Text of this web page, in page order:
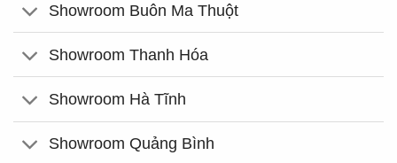
Showroom Buôn Ma Thuột
Showroom Thanh Hóa
Showroom Hà Tĩnh
Showroom Quảng Bình